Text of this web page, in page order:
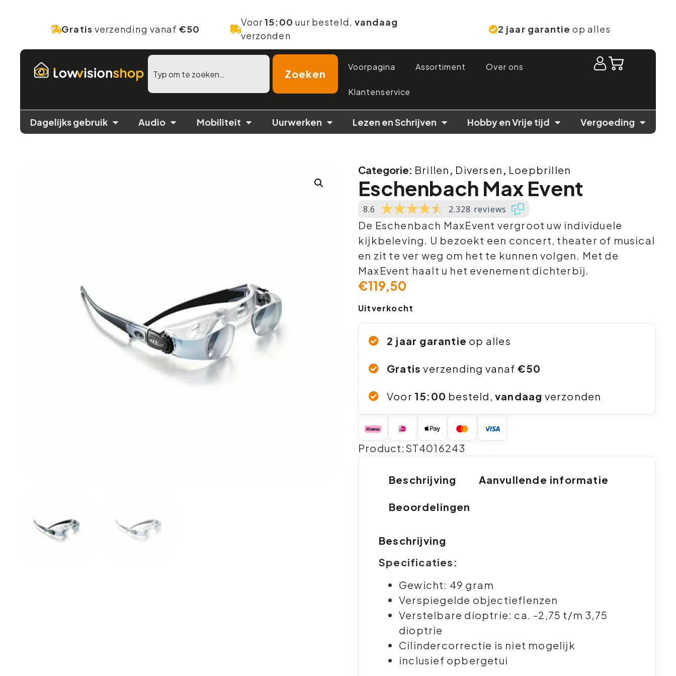
Gratis verzending vanaf €50
Voor15:00 uur besteld, vandaag
verzonden
2 jaar garantie op alles
Zoeken
Voorpagina Assortiment Over ons
Klantenservice
Dagelijks gebruik Audio Mobiliteit Uurwerken Lezen en Schrijven Hobby en Vrije tijd Vergoeding
Categorie: Brillen , Diversen , Loepbrillen
Eschenbach Max Event
8.6 2.328 reviews
De Eschenbach MaxEvent vergroot uw individuele
kijkbeleving. U bezoekt een concert, theater of musical
en zit te ver weg om het te kunnen volgen. Met de
MaxEvent haalt u het evenement dichterbij.
€119,50
Uitverkocht
2 jaar garantie op alles
Gratis verzending vanaf €50
Voor 15:00 besteld, vandaag verzonden
Product:ST4016243
Beschrijving Aanvullende informatie
Beoordelingen
Beschrijving
Specificaties:
Gewicht: 49 gram
Verspiegelde objectieflenzen
Verstelbare dioptrie: ca. -2,75 t/m 3,75
dioptrie
Cilindercorrectie is niet mogelijk
inclusief opbergetui